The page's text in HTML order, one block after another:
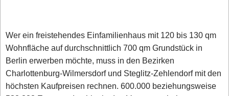
Wer ein freistehendes Einfamilienhaus mit 120 bis 130 qm
Wohnfläche auf durchschnittlich 700 qm Grundstück in
Berlin erwerben möchte, muss in den Bezirken
Charlottenburg-Wilmersdorf und Steglitz-Zehlendorf mit den
höchsten Kaufpreisen rechnen. 600.000 beziehungsweise